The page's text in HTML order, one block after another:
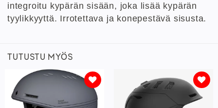
integroitu kypärän sisään, joka lisää kypärän
tyylikkyyttä. Irrotettava ja konepestävä sisusta.
TUTUSTU MYÖS
toivelistaan
Lisää
toivelistaan